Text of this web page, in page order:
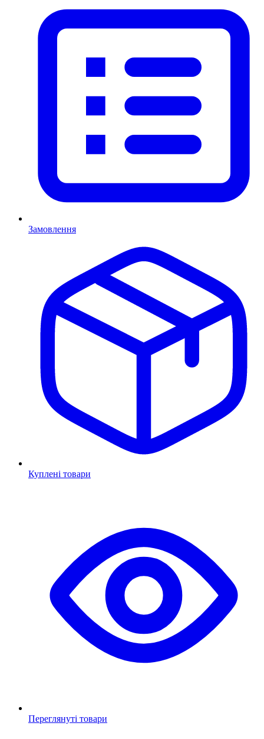
Замовлення
Куплені товари
Переглянуті товари